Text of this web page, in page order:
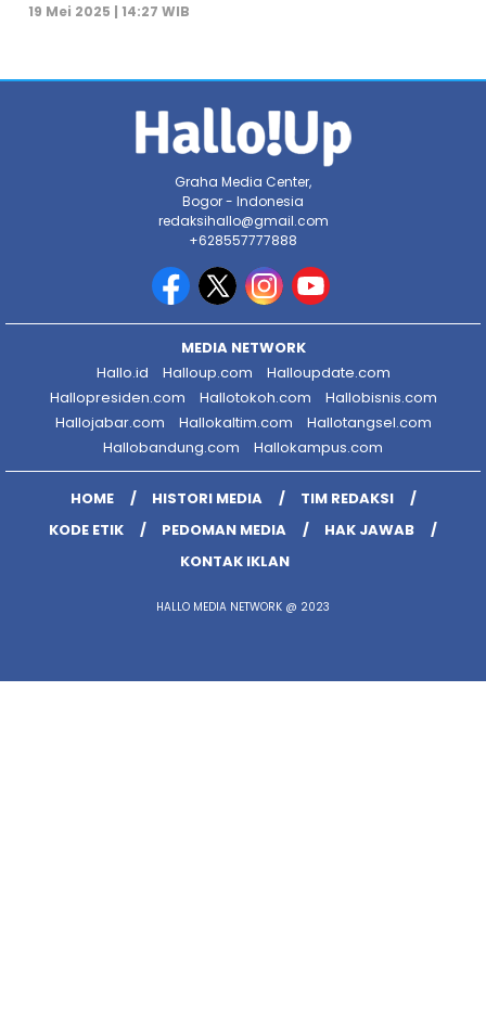
19 Mei 2025 | 14:27 WIB
Graha Media Center,
Bogor - Indonesia
redaksihallo@gmail.com
+628557777888
MEDIA NETWORK
Hallo.id
Halloup.com
Halloupdate.com
Hallopresiden.com
Hallotokoh.com
Hallobisnis.com
Hallojabar.com
Hallokaltim.com
Hallotangsel.com
Hallobandung.com
Hallokampus.com
HOME HISTORI MEDIA
TIM REDAKSI
KODE ETIK
PEDOMAN MEDIA
HAK JAWAB
KONTAK IKLAN
HALLO MEDIA NETWORK @ 2023